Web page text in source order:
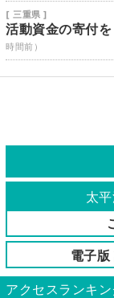
[ 三重県 ]
活動資金の寄付
時間前）
太
電子版
アクセスランキ